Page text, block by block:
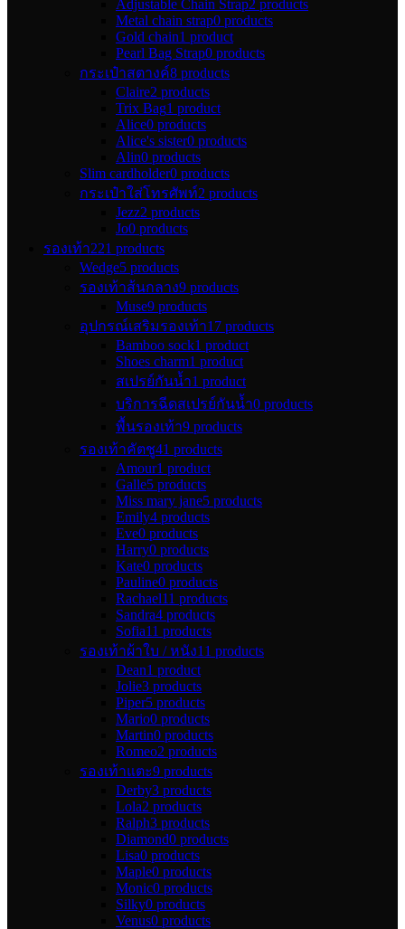
Adjustable Chain Strap2 products
Metal chain strap0 products
Gold chain1 product
Pearl Bag Strap0 products
กระเป๋าสตางค์8 products
Claire2 products
Trix Bag1 product
Alice0 products
Alice's sister0 products
Alin0 products
Slim cardholder0 products
กระเป๋าใส่โทรศัพท์2 products
Jezz2 products
Jo0 products
รองเท้า221 products
Wedge5 products
รองเท้าส้นกลาง9 products
Muse9 products
อุปกรณ์เสริมรองเท้า17 products
Bamboo sock1 product
Shoes charm1 product
สเปรย์กันน้ำ1 product
บริการฉีดสเปรย์กันน้ำ0 products
พื้นรองเท้า9 products
รองเท้าคัตชู41 products
Amour1 product
Galle5 products
Miss mary jane5 products
Emily4 products
Eve0 products
Harry0 products
Kate0 products
Pauline0 products
Rachael11 products
Sandra4 products
Sofia11 products
รองเท้าผ้าใบ / หนัง11 products
Dean1 product
Jolie3 products
Piper5 products
Mario0 products
Martin0 products
Romeo2 products
รองเท้าแตะ9 products
Derby3 products
Lola2 products
Ralph3 products
Diamond0 products
Lisa0 products
Maple0 products
Monic0 products
Silky0 products
Venus0 products